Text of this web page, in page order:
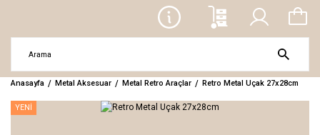
Anasayfa Metal Aksesuar Metal Retro Araçlar Retro Metal Uçak 27x28cm
YENİ